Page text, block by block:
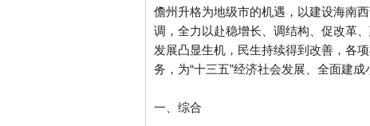
儋州升格为地级市的机遇，以建设海南
调，全力以赴稳增长、调结构、促改革
发展凸显生机，民生持续得到改善，各
务，为“十三五”经济社会发展、全面建成
一、综合